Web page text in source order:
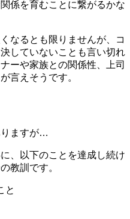
係を育むことに繋がるかな
なるとも限りませんが、コ
していないことも言い切れ
ーや家族との関係性、上司
言えそうです。
りますが…
、以下のことを達成し続け
教訓です。
と